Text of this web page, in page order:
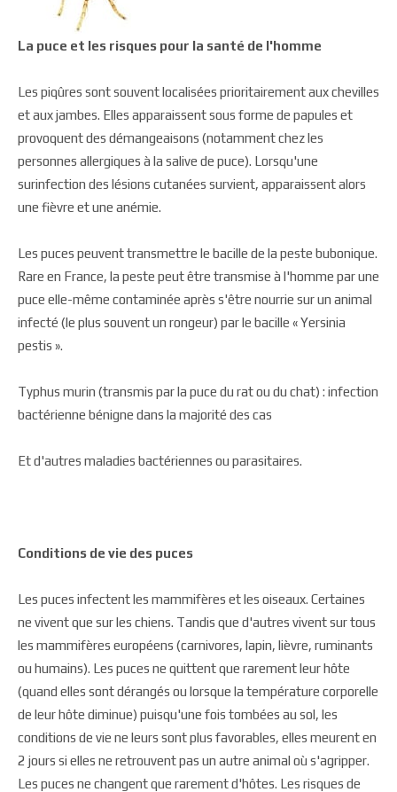
La puce et les risques pour la santé de l'homme
Les piqûres sont souvent localisées prioritairement aux chevilles
et aux jambes. Elles apparaissent sous forme de papules et
provoquent des démangeaisons (notamment chez les
personnes allergiques à la salive de puce). Lorsqu'une
surinfection des lésions cutanées survient, apparaissent alors
une fièvre et une anémie.
Les puces peuvent transmettre le bacille de la peste bubonique.
Rare en France, la peste peut être transmise à l'homme par une
puce elle-même contaminée après s'être nourrie sur un animal
infecté (le plus souvent un rongeur) par le bacille « Yersinia
pestis ».
Typhus murin (transmis par la puce du rat ou du chat) : infection
bactérienne bénigne dans la majorité des cas
Et d'autres maladies bactériennes ou parasitaires.
Conditions de vie des puces
Les puces infectent les mammifères et les oiseaux. Certaines
ne vivent que sur les chiens. Tandis que d'autres vivent sur tous
les mammifères européens (carnivores, lapin, lièvre, ruminants
ou humains). Les puces ne quittent que rarement leur hôte
(quand elles sont dérangés ou lorsque la température corporelle
de leur hôte diminue) puisqu'une fois tombées au sol, les
conditions de vie ne leurs sont plus favorables, elles meurent en
2 jours si elles ne retrouvent pas un autre animal où s'agripper.
Les puces ne changent que rarement d'hôtes. Les risques de